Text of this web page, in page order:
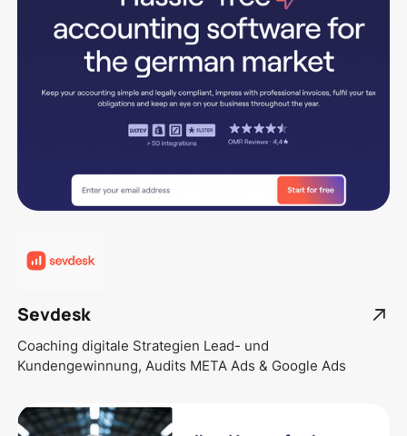
Sevdesk
Coaching digitale Strategien Lead- und
Kundengewinnung, Audits META Ads & Google Ads